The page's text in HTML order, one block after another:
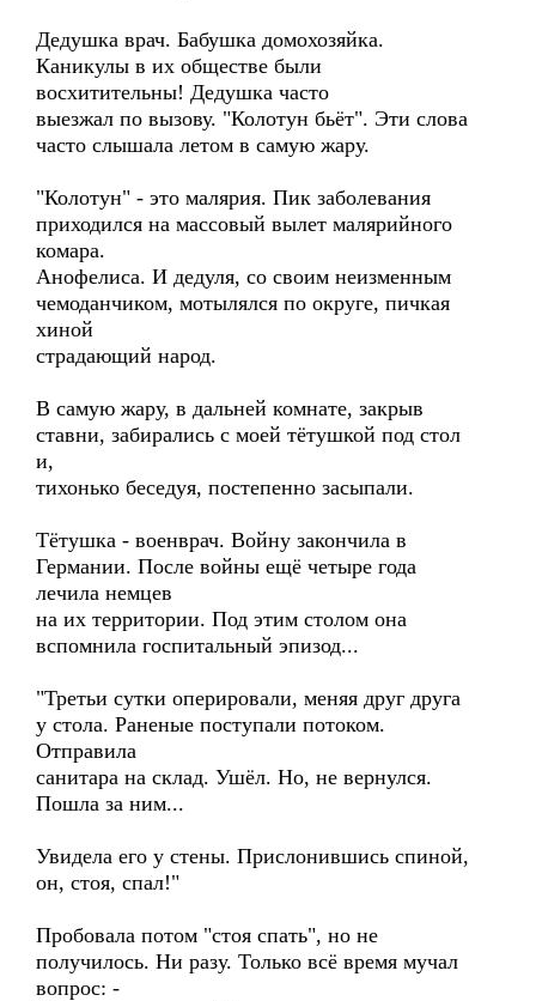
Дедушка врач. Бабушка домохозяйка.
Каникулы в их обществе были
восхитительны! Дедушка часто
выезжал по вызову. "Колотун бьёт". Эти слова
часто слышала летом в самую жару.
"Колотун" - это малярия. Пик заболевания
приходился на массовый вылет малярийного
комара.
Анофелиса. И дедуля, со своим неизменным
чемоданчиком, мотылялся по округе, пичкая
хиной
страдающий народ.
В самую жару, в дальней комнате, закрыв
ставни, забирались с моей тётушкой под стол
и,
тихонько беседуя, постепенно засыпали.
Тётушка - военврач. Войну закончила в
Германии. После войны ещё четыре года
лечила немцев
на их территории. Под этим столом она
вспомнила госпитальный эпизод...
"Третьи сутки оперировали, меняя друг друга
у стола. Раненые поступали потоком.
Отправила
санитара на склад. Ушёл. Но, не вернулся.
Пошла за ним...
Увидела его у стены. Прислонившись спиной,
он, стоя, спал!"
Пробовала потом "стоя спать", но не
получилось. Ни разу. Только всё время мучал
вопрос: -